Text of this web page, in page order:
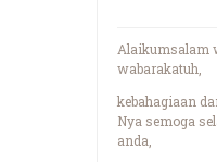
Alaikumsalam
wabarakatuh,
kebahagiaan
Nya semoga
anda,